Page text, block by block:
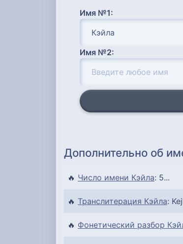
Имя №1:
Имя №2:
Дополнительно об
🔥 Число имени Кэйла: 5...
🔥 Транслитерация Кэйла:
🔥 Фонетический разбор